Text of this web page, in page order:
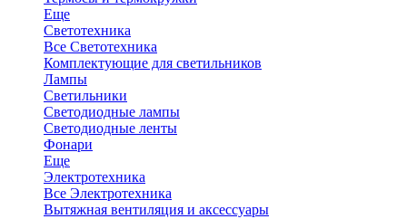
Еще
Светотехника
Все Светотехника
Комплектующие для светильников
Лампы
Светильники
Светодиодные лампы
Светодиодные ленты
Фонари
Еще
Электротехника
Все Электротехника
Вытяжная вентиляция и аксессуары